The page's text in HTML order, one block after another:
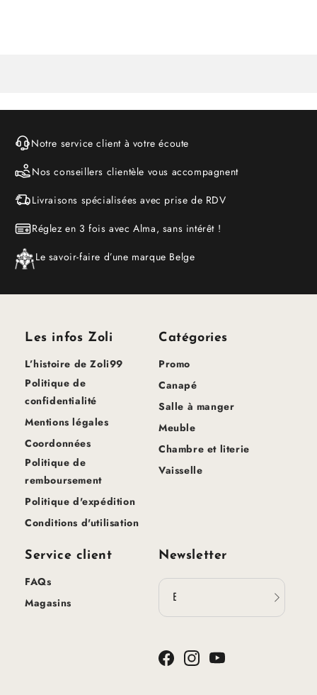
Notre service client à votre écoute
Nos conseillers clientèle vous accompagnent
Livraisons spécialisées avec prise de RDV
Réglez en 3 fois avec Alma, sans intérêt !
Le savoir-faire d’une marque Belge
Les infos Zoli
L’histoire de Zoli99
Politique de
confidentialité
Mentions légales
Coordonnées
Politique de
remboursement
Politique d'expédition
Conditions d'utilisation
Catégories
Promo
Canapé
Salle à manger
Meuble
Chambre et literie
Vaisselle
Service client
FAQs
Magasins
Newsletter
Email
FacebookInstagramYouTube